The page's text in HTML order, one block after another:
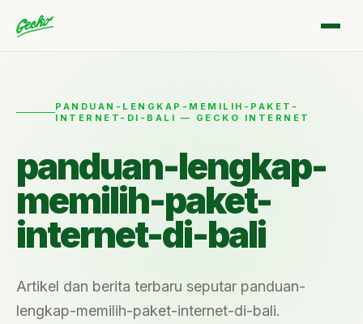
PANDUAN-LENGKAP-MEMILIH-PAKET-
INTERNET-DI-BALI — GECKO INTERNET
panduan-lengkap-
memilih-paket-
internet-di-bali
Artikel dan berita terbaru seputar panduan-
lengkap-memilih-paket-internet-di-bali.